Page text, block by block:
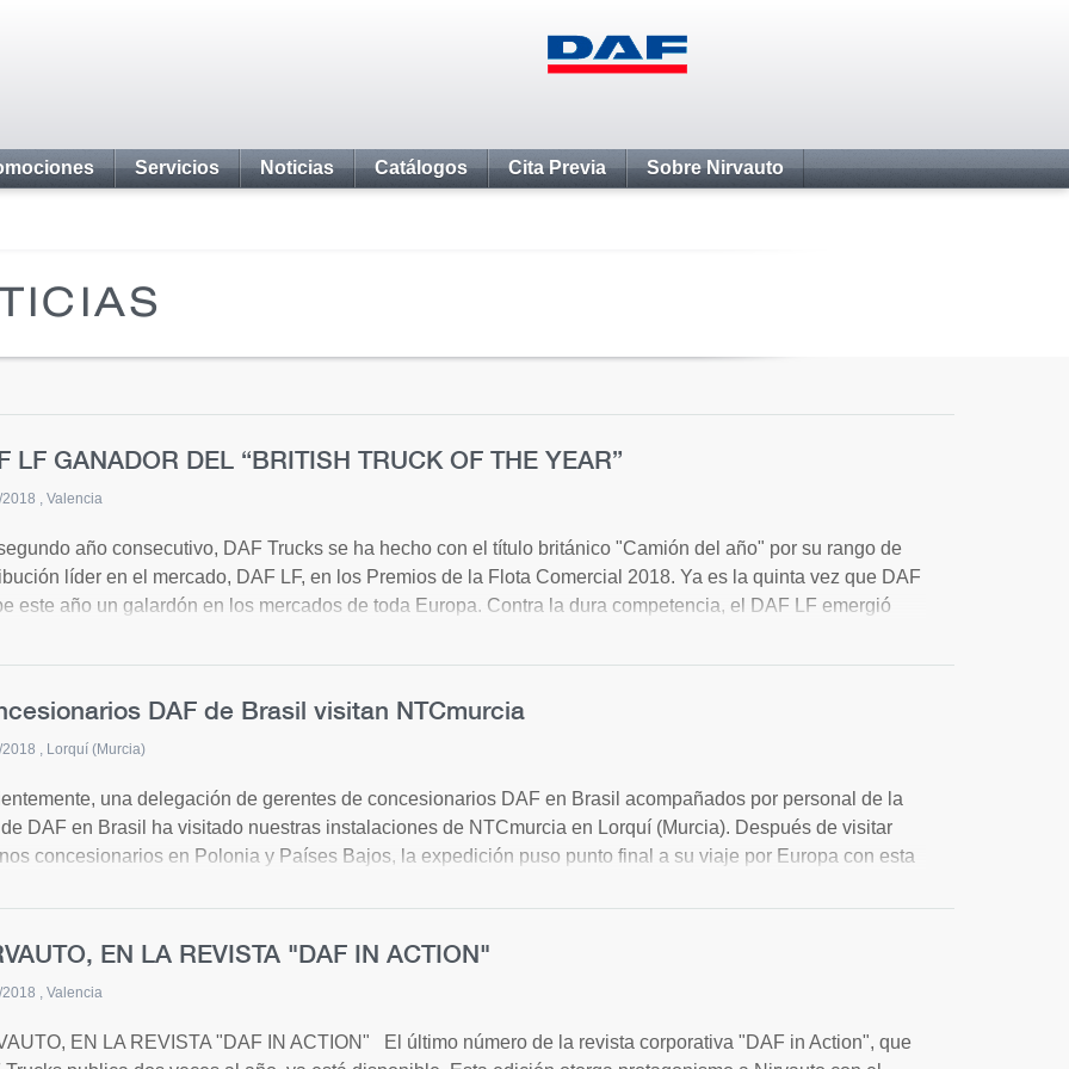
Servicios Noticias Catálogos Cita Previa Sobre Nirvauto
LF GANADOR DEL “BRITISH TRUCK OF THE YEAR”
Valencia
año consecutivo, DAF Trucks se ha hecho con el título británico "Camión del año" por su rango de
líder en el mercado, DAF LF, en los Premios de la Flota Comercial 2018. Ya es la quinta vez que DAF
este año un galardón en los mercados de toda Europa. Contra la dura competencia, el DAF LF emergió
Los jueces dijeron: “El LF retuvo su título cuando las flotas lo votaron nuevamente como su camión favorito.
de conducción refinada lo convierten en un favorito entre los conductores. El sólido soporte de
más la confiabilidad y los bajos costos de funcionamiento se combinan para ofrecer un paquete inmejorable.
del Año 2018" y posteriormente recibió los premios nacionales de Camión del Año en Polonia,
Eslovenia e Irlanda del Norte. Fuente DAF Trucks N.V.
DAF de Brasil visitan NTCmurcia
Lorquí (Murcia)
una delegación de gerentes de concesionarios DAF en Brasil acompañados por personal de la
DAF en Brasil ha visitado nuestras instalaciones de NTCmurcia en Lorquí (Murcia). Después de visitar
concesionarios en Polonia y Países Bajos, la expedición puso punto final a su viaje por Europa con esta
enfoque al servicio multimarca de camiones y semirremolques. Durante la visita, los compañeros brasileños
comprobar como TRP ofrece una amplia gama de las piezas de la más alta calidad para todas las
de camión y remolque. Los puntos de venta TRP también tienen talleres profesionales atendidos por
mecánicos que pueden mantener toda su flota. Para más información sobre TRP y cómo podemos
www.ntcmurcia.es o www.nirvauto.es
EN LA REVISTA "DAF IN ACTION"
Valencia
EN LA REVISTA "DAF IN ACTION" El último número de la revista corporativa "DAF in Action", que